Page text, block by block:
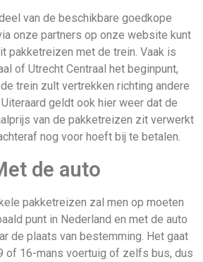
van de beschikbare goedkope
onze partners op onze website kunt
pakketreizen met de trein. Vaak is
of Utrecht Centraal het beginpunt,
trein zult vertrekken richting andere
geldt ook hier weer dat de
van de pakketreizen zit verwerkt
nog voor hoeft bij te betalen.
de auto
pakketreizen zal men op moeten
punt in Nederland en met de auto
de plaats van bestemming. Het gaat
of 16-mans voertuig of zelfs bus, dus